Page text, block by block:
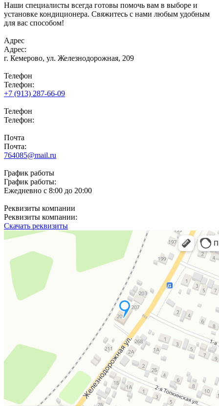
Наши специалисты всегда готовы помочь вам в выборе и
установке кондиционера. Свяжитесь с нами любым удобным
для вас способом!
Адрес
Адрес:
г. Кемерово, ул. Железнодорожная, 209
Телефон
Телефон:
+7 (913) 287-66-09
Телефон
Телефон:
Почта
Почта:
764085@mail.ru
График работы
График работы:
Ежедневно с 8:00 до 20:00
Реквизиты компании
Реквизиты компании:
Скачать реквизиты